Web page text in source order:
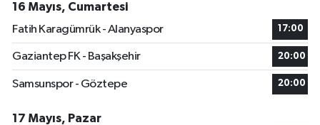
16 Mayıs, Cumartesi
Fatih Karagümrük - Alanyaspor
17:00
Gaziantep FK - Başakşehir 20:00
Samsunspor - Göztepe 20:00
17 Mayıs, Pazar